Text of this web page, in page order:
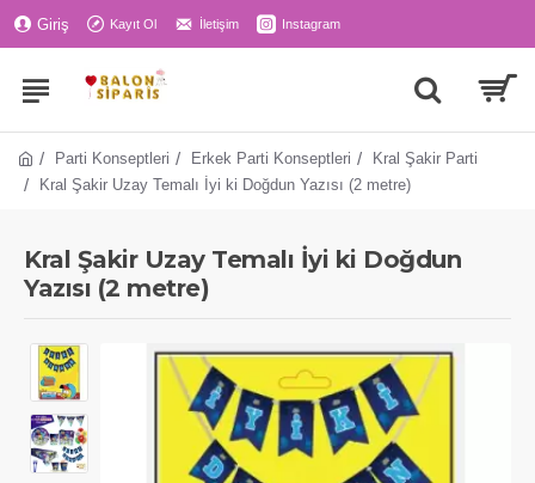
Giriş Kayıt Ol İletişim Instagram
Parti Konseptleri Erkek Parti Konseptleri
Kral Şakir Parti
Kral Şakir Uzay Temalı İyi ki Doğdun Yazısı (2 metre)
Kral Şakir Uzay Temalı İyi ki Doğdun
Yazısı (2 metre)